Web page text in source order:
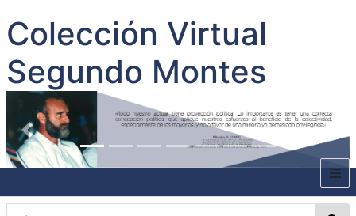
Colección Virtual
Segundo Montes
INICIO